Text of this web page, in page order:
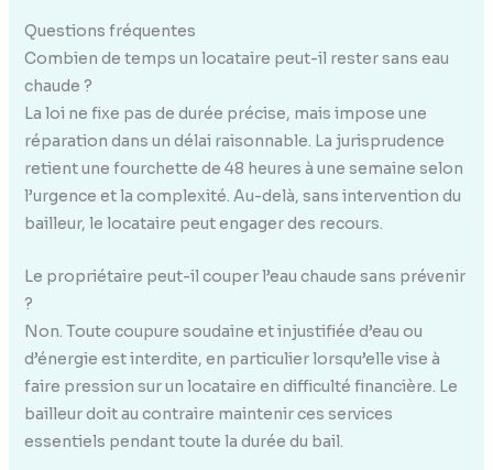
Questions fréquentes
Combien de temps un locataire peut-il rester sans eau
chaude ?
La loi ne fixe pas de durée précise, mais impose une
réparation dans un délai raisonnable. La jurisprudence
retient une fourchette de 48 heures à une semaine selon
l’urgence et la complexité. Au-delà, sans intervention du
bailleur, le locataire peut engager des recours.
Le propriétaire peut-il couper l’eau chaude sans prévenir
?
Non. Toute coupure soudaine et injustifiée d’eau ou
d’énergie est interdite, en particulier lorsqu’elle vise à
faire pression sur un locataire en difficulté financière. Le
bailleur doit au contraire maintenir ces services
essentiels pendant toute la durée du bail.